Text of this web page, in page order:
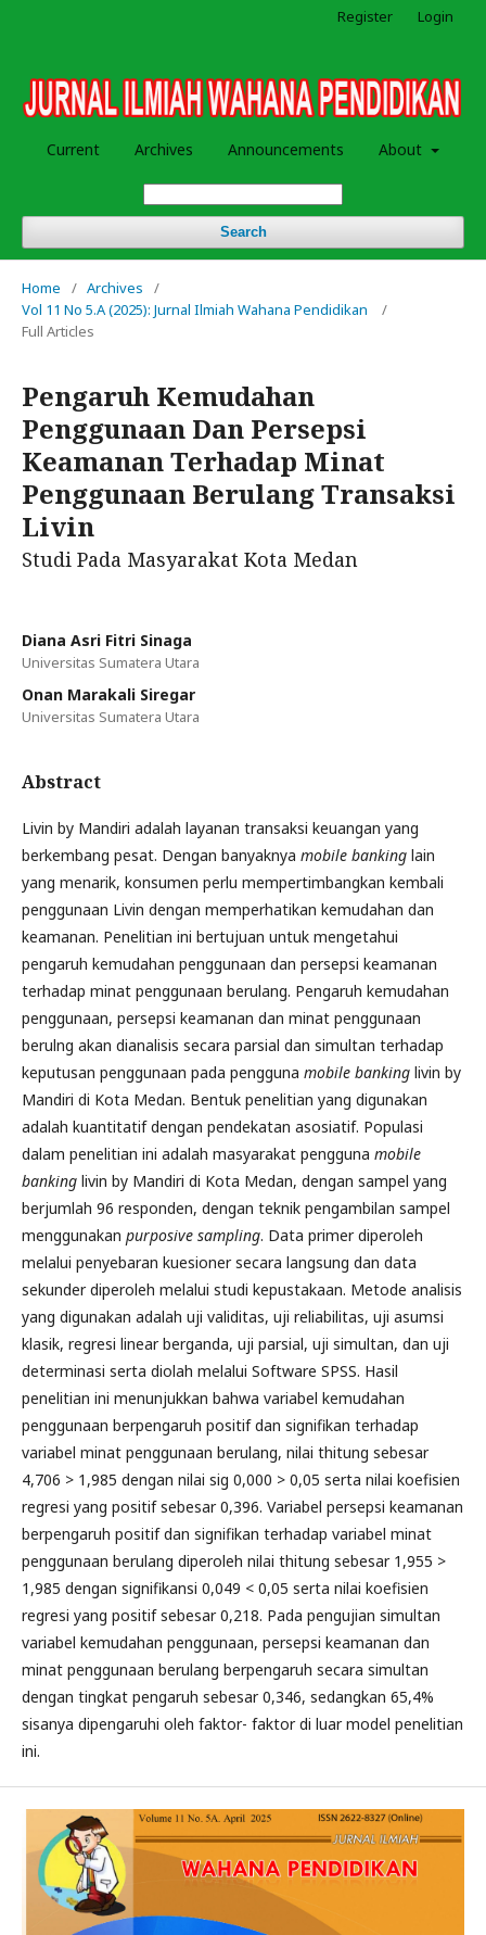
Current Archives Announcements About
Search
Register Login
Home / Archives
/
Vol 11 No 5.A (2025): Jurnal Ilmiah Wahana Pendidikan
/
Full Articles
Pengaruh Kemudahan
Penggunaan Dan Persepsi
Keamanan Terhadap Minat
Penggunaan Berulang Transaksi
Livin
Studi Pada Masyarakat Kota Medan
Diana Asri Fitri Sinaga
Universitas Sumatera Utara
Onan Marakali Siregar
Universitas Sumatera Utara
Abstract
Livin by Mandiri adalah layanan transaksi keuangan yang
berkembang pesat. Dengan banyaknya mobile banking lain
yang menarik, konsumen perlu mempertimbangkan kembali
penggunaan Livin dengan memperhatikan kemudahan dan
keamanan. Penelitian ini bertujuan untuk mengetahui
pengaruh kemudahan penggunaan dan persepsi keamanan
terhadap minat penggunaan berulang. Pengaruh kemudahan
penggunaan, persepsi keamanan dan minat penggunaan
berulng akan dianalisis secara parsial dan simultan terhadap
keputusan penggunaan pada pengguna mobile banking livin by
Mandiri di Kota Medan. Bentuk penelitian yang digunakan
adalah kuantitatif dengan pendekatan asosiatif. Populasi
dalam penelitian ini adalah masyarakat pengguna mobile
banking livin by Mandiri di Kota Medan, dengan sampel yang
berjumlah 96 responden, dengan teknik pengambilan sampel
menggunakan purposive sampling. Data primer diperoleh
melalui penyebaran kuesioner secara langsung dan data
sekunder diperoleh melalui studi kepustakaan. Metode analisis
yang digunakan adalah uji validitas, uji reliabilitas, uji asumsi
klasik, regresi linear berganda, uji parsial, uji simultan, dan uji
determinasi serta diolah melalui Software SPSS. Hasil
penelitian ini menunjukkan bahwa variabel kemudahan
penggunaan berpengaruh positif dan signifikan terhadap
variabel minat penggunaan berulang, nilai thitung sebesar
4,706 > 1,985 dengan nilai sig 0,000 > 0,05 serta nilai koefisien
regresi yang positif sebesar 0,396. Variabel persepsi keamanan
berpengaruh positif dan signifikan terhadap variabel minat
penggunaan berulang diperoleh nilai thitung sebesar 1,955 >
1,985 dengan signifikansi 0,049 < 0,05 serta nilai koefisien
regresi yang positif sebesar 0,218. Pada pengujian simultan
variabel kemudahan penggunaan, persepsi keamanan dan
minat penggunaan berulang berpengaruh secara simultan
dengan tingkat pengaruh sebesar 0,346, sedangkan 65,4%
sisanya dipengaruhi oleh faktor- faktor di luar model penelitian
ini.